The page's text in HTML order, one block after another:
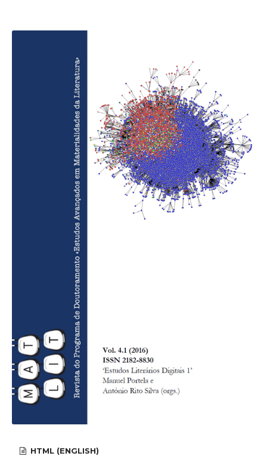
HTML (ENGLISH)